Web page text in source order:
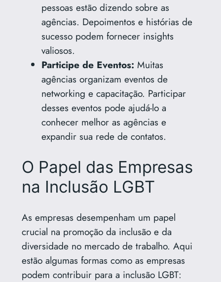
pessoas estão dizendo sobre as
agências. Depoimentos e histórias de
sucesso podem fornecer insights
valiosos.
Participe de Eventos: Muitas
agências organizam eventos de
networking e capacitação. Participar
desses eventos pode ajudá-lo a
conhecer melhor as agências e
expandir sua rede de contatos.
O Papel das Empresas
na Inclusão LGBT
As empresas desempenham um papel
crucial na promoção da inclusão e da
diversidade no mercado de trabalho. Aqui
estão algumas formas como as empresas
podem contribuir para a inclusão LGBT: